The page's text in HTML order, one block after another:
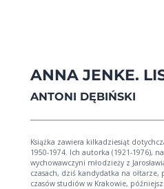
ANNA JENKE.
ANTONI DĘBIŃSKI
Książka zawiera kilkadziesiąt
1950-1974. Ich autorka (1921-1976),
wychowawczyni młodzieży z
czasach, dziś kandydatka na ołtarze,
czasów studiów w Krakowie,